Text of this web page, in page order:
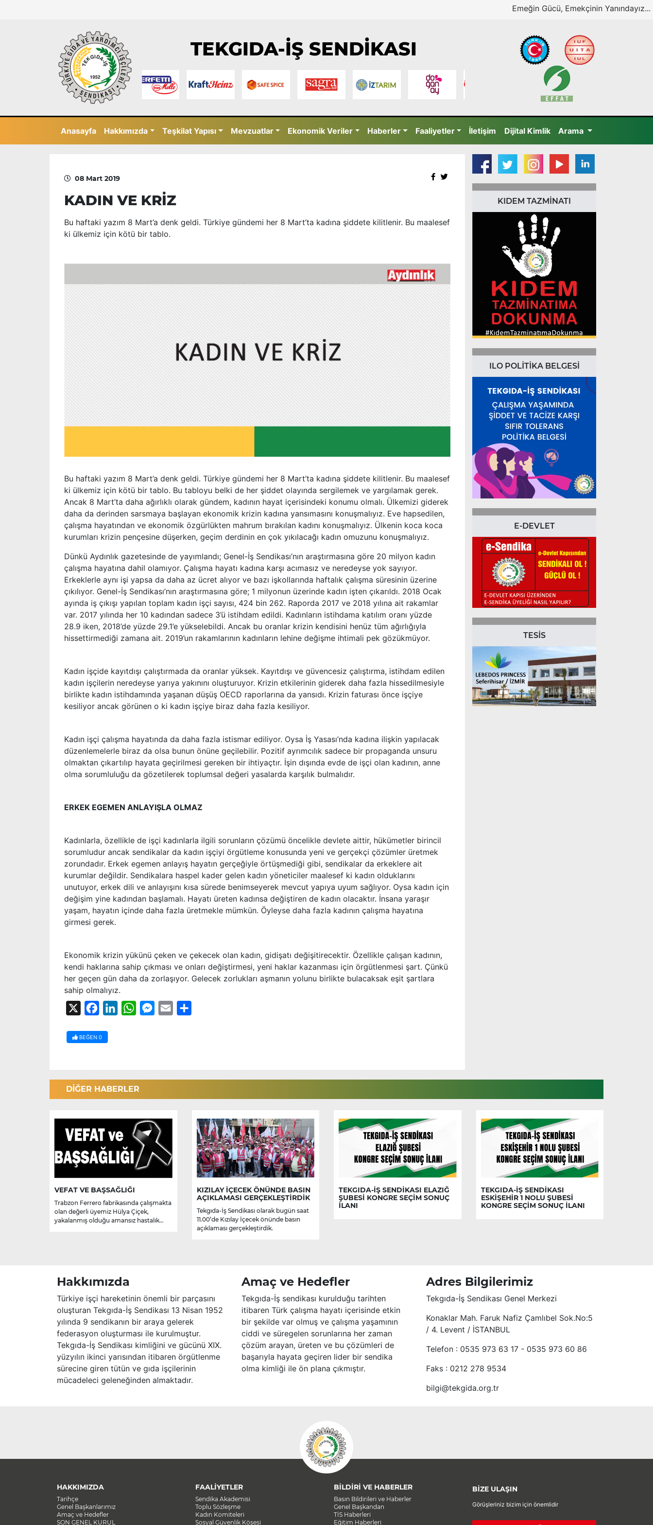
Emeğin Gücü, Emekçinin Yanındayız...
TEKGIDA-İŞ SENDİKASI
Anasayfa Hakkımızda Teşkilat Yapısı Mevzuatlar Ekonomik Veriler Haberler Faaliyetler İletişim Dijital Kimlik Arama
08 Mart 2019
KADIN VE KRİZ
Bu haftaki yazım 8 Mart’a denk geldi. Türkiye gündemi her 8 Mart’ta kadına şiddete kilitlenir. Bu maalesef
ki ülkemiz için kötü bir tablo.
Bu haftaki yazım 8 Mart’a denk geldi. Türkiye gündemi her 8 Mart’ta kadına şiddete kilitlenir. Bu maalesef
ki ülkemiz için kötü bir tablo. Bu tabloyu belki de her şiddet olayında sergilemek ve yargılamak gerek.
Ancak 8 Mart’ta daha ağırlıklı olarak gündem, kadının hayat içerisindeki konumu olmalı. Ülkemizi giderek
daha da derinden sarsmaya başlayan ekonomik krizin kadına yansımasını konuşmalıyız. Eve hapsedilen,
çalışma hayatından ve ekonomik özgürlükten mahrum bırakılan kadını konuşmalıyız. Ülkenin koca koca
kurumları krizin pençesine düşerken, geçim derdinin en çok yıkılacağı kadın omuzunu konuşmalıyız.
Dünkü Aydınlık gazetesinde de yayımlandı; Genel-İş Sendikası’nın araştırmasına göre 20 milyon kadın
çalışma hayatına dahil olamıyor. Çalışma hayatı kadına karşı acımasız ve neredeyse yok sayıyor.
Erkeklerle aynı işi yapsa da daha az ücret alıyor ve bazı işkollarında haftalık çalışma süresinin üzerine
çıkılıyor. Genel-İş Sendikası’nın araştırmasına göre; 1 milyonun üzerinde kadın işten çıkarıldı. 2018 Ocak
ayında iş çıkışı yapılan toplam kadın işçi sayısı, 424 bin 262. Raporda 2017 ve 2018 yılına ait rakamlar
var. 2017 yılında her 10 kadından sadece 3’ü istihdam edildi. Kadınların istihdama katılım oranı yüzde
28.9 iken, 2018’de yüzde 29.1’e yükselebildi. Ancak bu oranlar krizin kendisini henüz tüm ağırlığıyla
hissettirmediği zamana ait. 2019’un rakamlarının kadınların lehine değişme ihtimali pek gözükmüyor.
Kadın işçide kayıtdışı çalıştırmada da oranlar yüksek. Kayıtdışı ve güvencesiz çalıştırma, istihdam edilen
kadın işçilerin neredeyse yarıya yakınını oluşturuyor. Krizin etkilerinin giderek daha fazla hissedilmesiyle
birlikte kadın istihdamında yaşanan düşüş OECD raporlarına da yansıdı. Krizin faturası önce işçiye
kesiliyor ancak görünen o ki kadın işçiye biraz daha fazla kesiliyor.
Kadın işçi çalışma hayatında da daha fazla istismar ediliyor. Oysa İş Yasası’nda kadına ilişkin yapılacak
düzenlemelerle biraz da olsa bunun önüne geçilebilir. Pozitif ayrımcılık sadece bir propaganda unsuru
olmaktan çıkartılıp hayata geçirilmesi gereken bir ihtiyaçtır. İşin dışında evde de işçi olan kadının, anne
olma sorumluluğu da gözetilerek toplumsal değeri yasalarda karşılık bulmalıdır.
ERKEK EGEMEN ANLAYIŞLA OLMAZ
Kadınlarla, özellikle de işçi kadınlarla ilgili sorunların çözümü öncelikle devlete aittir, hükümetler birincil
sorumludur ancak sendikalar da kadın işçiyi örgütleme konusunda yeni ve gerçekçi çözümler üretmek
zorundadır. Erkek egemen anlayış hayatın gerçeğiyle örtüşmediği gibi, sendikalar da erkeklere ait
kurumlar değildir. Sendikalara haspel kader gelen kadın yöneticiler maalesef ki kadın olduklarını
unutuyor, erkek dili ve anlayışını kısa sürede benimseyerek mevcut yapıya uyum sağlıyor. Oysa kadın için
değişim yine kadından başlamalı. Hayatı üreten kadınsa değiştiren de kadın olacaktır. İnsana yaraşır
yaşam, hayatın içinde daha fazla üretmekle mümkün. Öyleyse daha fazla kadının çalışma hayatına
girmesi gerek.
Ekonomik krizin yükünü çeken ve çekecek olan kadın, gidişatı değişitirecektir. Özellikle çalışan kadının,
kendi haklarına sahip çıkması ve onları değiştirmesi, yeni haklar kazanması için örgütlenmesi şart. Çünkü
her geçen gün daha da zorlaşıyor. Gelecek zorlukları aşmanın yolunu birlikte bulacaksak eşit şartlara
sahip olmalıyız.
FacebookLinkedInWhatsAppMessenger
Email
BEĞEN 0
KIDEM TAZMİNATI
ILO POLİTİKA BELGESİ
E-DEVLET
TESİS
DİĞER HABERLER
VEFAT VE BAŞSAĞLIĞI
Trabzon Ferrero fabrikasında çalışmakta
olan değerli üyemiz Hülya Çiçek,
yakalanmış olduğu amansız hastalık
KIZILAY İÇECEK ÖNÜNDE BASIN
AÇIKLAMASI GERÇEKLEŞTİRDİK
Tekgıda-İş Sendikası olarak bugün saat
11.00’de Kızılay İçecek önünde basın
açıklaması gerçekleştirdik.
TEKGIDA-İŞ SENDİKASI ELAZIĞ
ŞUBESİ KONGRE SEÇİM SONUÇ
İLANI
TEKGIDA-İŞ SENDİKASI
ESKİŞEHİR 1 NOLU ŞUBESİ
KONGRE SEÇİM SONUÇ İLANI
Hakkımızda
Türkiye işçi hareketinin önemli bir parçasını
oluşturan Tekgıda-İş Sendikası 13 Nisan 1952
yılında 9 sendikanın bir araya gelerek
federasyon oluşturması ile kurulmuştur.
Tekgıda-İş Sendikası kimliğini ve gücünü XIX.
yüzyılın ikinci yarısından itibaren örgütlenme
sürecine giren tütün ve gıda işçilerinin
mücadeleci geleneğinden almaktadır.
Amaç ve Hedefler
Tekgıda-İş sendikası kurulduğu tarihten
itibaren Türk çalışma hayatı içerisinde etkin
bir şekilde var olmuş ve çalışma yaşamının
ciddi ve süregelen sorunlarına her zaman
çözüm arayan, üreten ve bu çözümleri de
başarıyla hayata geçiren lider bir sendika
olma kimliği ile ön plana çıkmıştır.
Adres Bilgilerimiz
Tekgıda-İş Sendikası Genel Merkezi
Konaklar Mah. Faruk Nafiz Çamlıbel Sok.No:5
/ 4. Levent / İSTANBUL
Telefon : 0535 973 63 17 - 0535 973 60 86
Faks : 0212 278 9534
bilgi@tekgida.org.tr
HAKKIMIZDA
Tarihçe
Genel Başkanlarımız
Amaç ve Hedefler
SON GENEL KURUL
FAALİYETLER
Sendika Akademisi
Toplu Sözleşme
Kadın Komiteleri
Sosyal Güvenlik Köşesi
BİLDİRİ VE HABERLER
Basın Bildirileri ve Haberler
Genel Başkandan
TİS Haberleri
Eğitim Haberleri
BİZE ULAŞIN
Görüşleriniz bizim için önemlidir